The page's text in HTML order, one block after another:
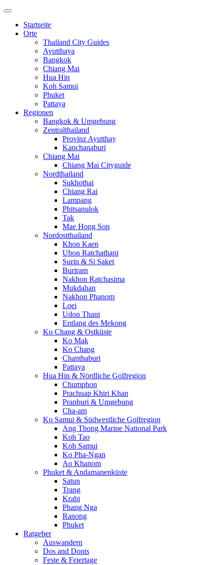
Startseite
Orte
Thailand City Guides
Ayutthaya
Bangkok
Chiang Mai
Hua Hin
Koh Samui
Phuket
Pattaya
Regionen
Bangkok & Umgebung
Zentralthailand
Provinz Ayutthay
Kanchanaburi
Chiang Mai
Chiang Mai Cityguide
Nordthailand
Sukhothai
Chiang Rai
Lampang
Phitsanulok
Tak
Mae Hong Son
Nordostthailand
Khon Kaen
Ubon Ratchathani
Surin & Si Saket
Buriram
Nakhon Ratchasima
Mukdahan
Nakhon Phanom
Loei
Udon Thani
Entlang des Mekong
Ko Chang & Ostküste
Ko Mak
Ko Chang
Chanthaburi
Pattaya
Hua Hin & Nördliche Golfregion
Chumphon
Prachuap Khiri Khan
Pranburi & Umgebung
Cha-am
Ko Samui & Südwestliche Golfregion
Ang Thong Marine National Park
Koh Tao
Koh Samui
Ko Pha-Ngan
Ao Khanom
Phuket & Andamanenküste
Satun
Trang
Krabi
Phang Nga
Ranong
Phuket
Ratgeber
Auswandern
Dos and Donts
Feste & Feiertage